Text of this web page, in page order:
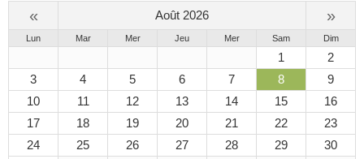
« Août 2026 »
Lun Mar Mer Jeu Mer Sam Dim
1
2
3
4 5 6 7 8
9
10
11 12 13 14 15
16
17
18 19 20 21 22
23
24
25 26 27 28 29
30